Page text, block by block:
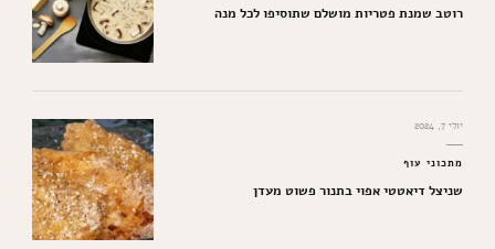
רוטב שמנת פטריות מושלם שתוסיפו לכל מנה
יולי 7, 2024
מתכוני עוף
שניצל דיאטטי אפוי בתנור פשוט מעדן